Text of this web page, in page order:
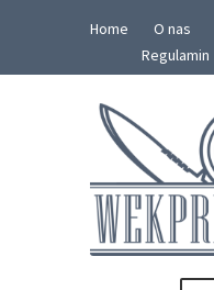
Home O nas
Regulamin